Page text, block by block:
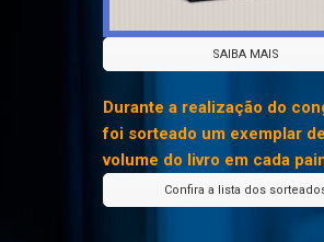
Durante a realização do
volume do livro em cada
Confira a lista dos sorteados
As vendas com desconto